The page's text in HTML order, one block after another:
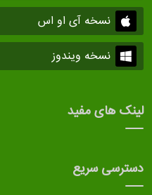
نسخه آی او اس
نسخه ویندوز
لینک های مفید
دسترسی سریع